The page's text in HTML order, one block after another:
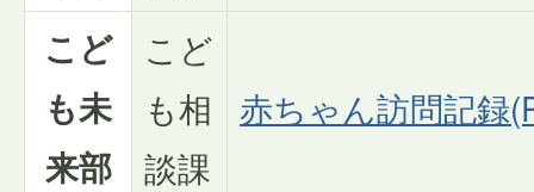
こど
も未
来部
こど
も相
談課
赤ちゃん訪問記録